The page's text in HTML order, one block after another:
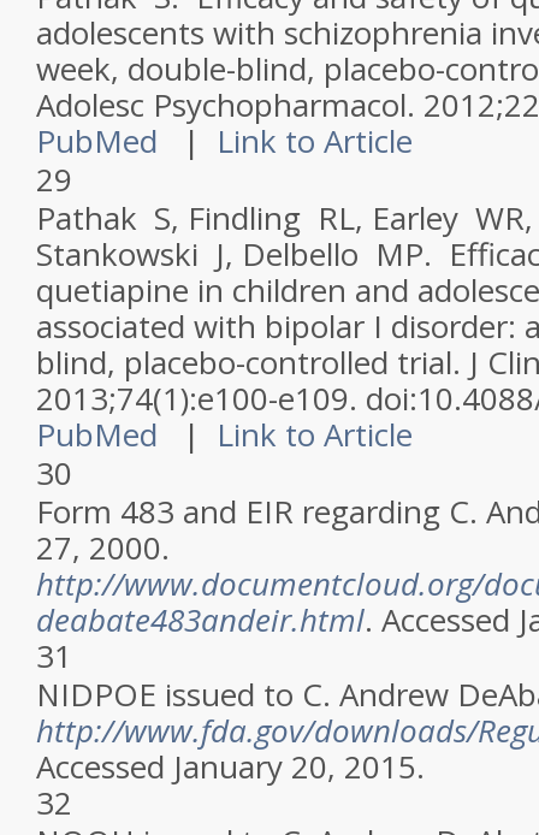
adolescents with schizophrenia
week, double-blind, placebo-
Adolesc Psychopharmacol.
PubMed
| Link to Article
29
Pathak S, Findling RL, Earley
Stankowski J, Delbello MP.
quetiapine in children and
associated with bipolar I disorder:
blind, placebo-controlled trial. J
2013;74(1):e100-e109.
PubMed
| Link to Article
30
Form 483 and EIR regarding C.
27, 2000.
http://www.documentcloud.org/
deabate483andeir.html. Accessed
31
NIDPOE issued to C. Andrew
http://www.fda.gov/downloads/
Accessed January 20, 2015.
32